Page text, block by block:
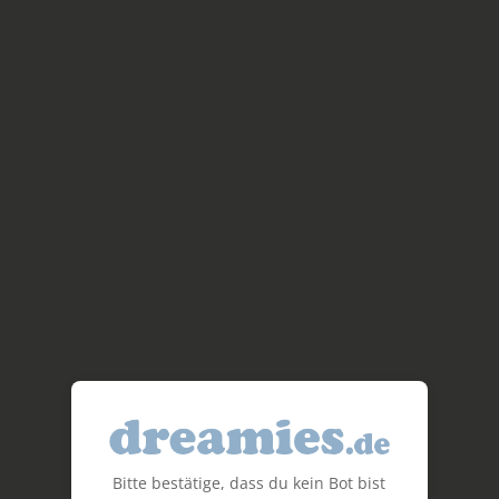
Bitte bestätige, dass du kein Bot bist